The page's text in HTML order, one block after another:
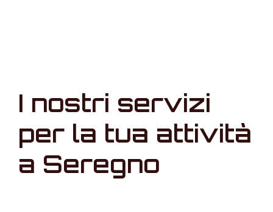
I nostri servizi
per la tua attività
a Seregno